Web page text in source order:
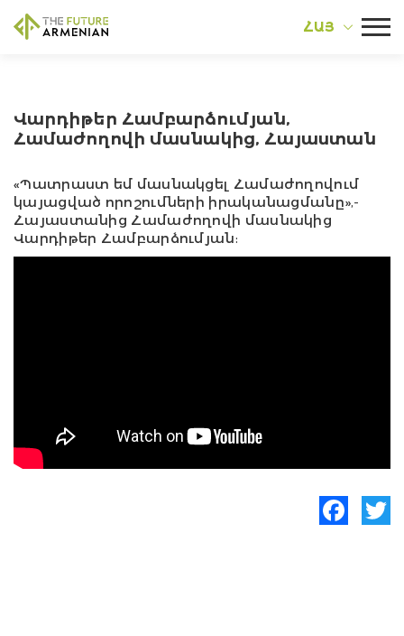
ՀԱՅ
Վարդիթեր Համբարձումյան,
Համաժողովի մասնակից, Հայաստան
«Պատրաստ եմ մասնակցել Համաժողովում
կայացված որոշումների իրականացմանը»,-
Հայաստանից Համաժողովի մասնակից
Վարդիթեր Համբարձումյան: